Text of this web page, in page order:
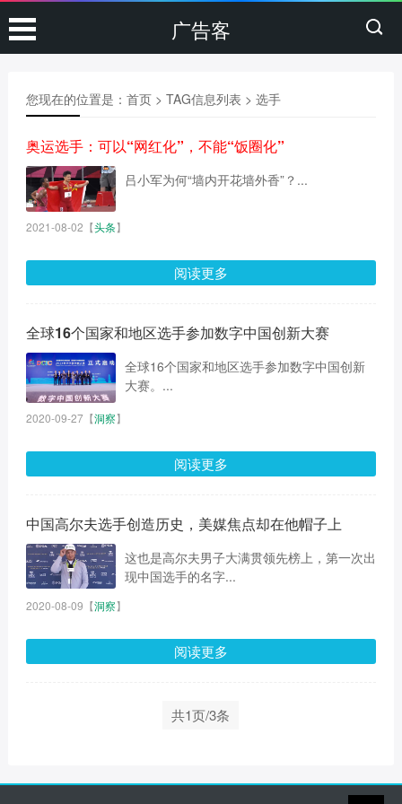
广告客
您现在的位置是： 首页> TAG信息列表 > 选手
奥运选手：可以“网红化”，不能“饭圈化”
吕小军为何“墙内开花墙外香”？...
2021-08-02 【头条】
阅读更多
全球16个国家和地区选手参加数字中国创新大赛
全球16个国家和地区选手参加数字中国创新
大赛。...
2020-09-27【洞察】
阅读更多
中国高尔夫选手创造历史，美媒焦点却在他帽子上
这也是高尔夫男子大满贯领先榜上，第一次出
现中国选手的名字...
2020-08-09 【洞察】
阅读更多
共1页/3条